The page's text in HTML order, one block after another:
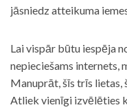
jāsniedz atteikuma
Lai vispār būtu iespēja
nepieciešams internets,
Manuprāt, šīs trīs lietas,
Atliek vienīgi izvēlēties